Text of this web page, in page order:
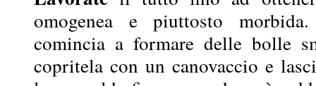
omogenea e piuttosto
comincia a formare delle bolle
copritela con un canovaccio e